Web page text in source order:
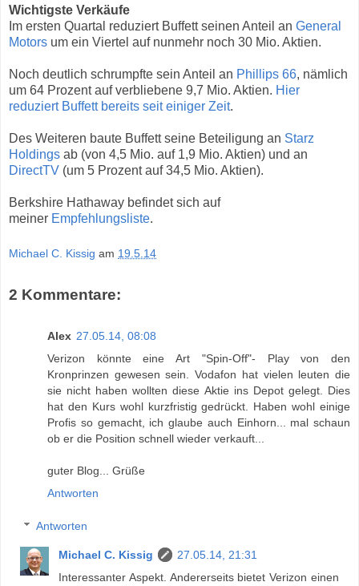
Wichtigste Verkäufe
Im ersten Quartal reduziert Buffett seinen Anteil an General
Motors um ein Viertel auf nunmehr noch 30 Mio. Aktien.
Noch deutlich schrumpfte sein Anteil an Phillips 66, nämlich
um 64 Prozent auf verbliebene 9,7 Mio. Aktien. Hier
reduziert Buffett bereits seit einiger Zeit.
Des Weiteren baute Buffett seine Beteiligung an Starz
Holdings ab (von 4,5 Mio. auf 1,9 Mio. Aktien) und an
DirectTV (um 5 Prozent auf 34,5 Mio. Aktien).
Berkshire Hathaway befindet sich auf
meiner Empfehlungsliste.
Michael C. Kissig am 19.5.14
2 Kommentare:
Alex 27.05.14, 08:08
Verizon könnte eine Art "Spin-Off"- Play von den
Kronprinzen gewesen sein. Vodafon hat vielen leuten die
sie nicht haben wollten diese Aktie ins Depot gelegt. Dies
hat den Kurs wohl kurzfristig gedrückt. Haben wohl einige
Profis so gemacht, ich glaube auch Einhorn... mal schaun
ob er die Position schnell wieder verkauft...
guter Blog... Grüße
Antworten
Antworten
Michael C. Kissig
27.05.14, 21:31
Interessanter Aspekt. Andererseits bietet Verizon einen